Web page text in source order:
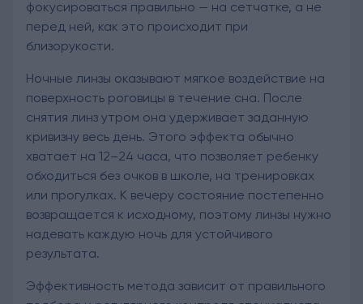
фокусироваться правильно — на сетчатке, а не
перед ней, как это происходит при
близорукости.
Ночные линзы оказывают мягкое воздействие на
поверхность роговицы в течение сна. После
снятия линз утром она удерживает заданную
кривизну весь день. Этого эффекта обычно
хватает на 12–24 часа, что позволяет ребенку
обходиться без очков в школе, на тренировках
или прогулках. К вечеру состояние постепенно
возвращается к исходному, поэтому линзы нужно
надевать каждую ночь для устойчивого
результата.
Эффективность метода зависит от правильного